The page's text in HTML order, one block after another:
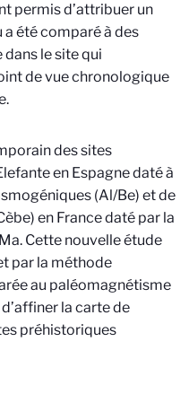
permis d’attribuer un
a été comparé à des
le site qui
de vue chronologique
des sites
en Espagne daté à
(Al/Be) et de
en France daté par la
Cette nouvelle étude
par la méthode
au paléomagnétisme
la carte de
préhistoriques